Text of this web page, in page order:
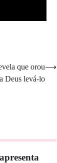
que orou
Deus levá-lo
⟶